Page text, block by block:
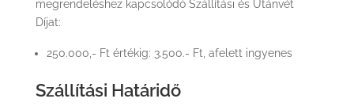
megrendeléshez kapcsolódó Szállítási és Utánvét
Díjat:
250.000,- Ft értékig: 3.500.- Ft, afelett ingyenes
Szállítási Határidő